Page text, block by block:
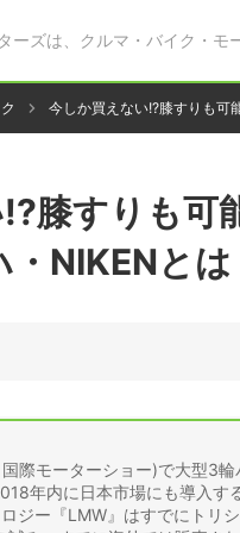
ーズは、クルマ・バイク・モ
今しか買えない!?膝すりも可
膝すりも可
NIKENとは
際モーターショー)で大型3
年内に日本市場にも導入す
ジー『LMW』はすでにトリ